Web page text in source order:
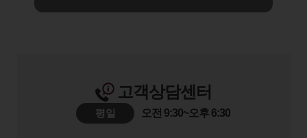
고객상담센터
평일 오전 9:30~오후 6:30